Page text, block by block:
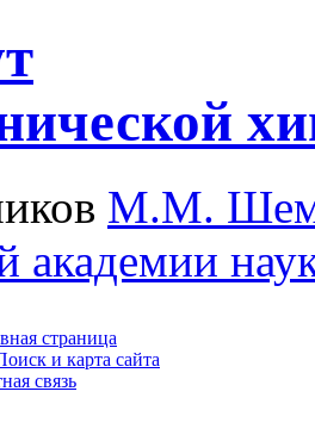
М.М.
академии